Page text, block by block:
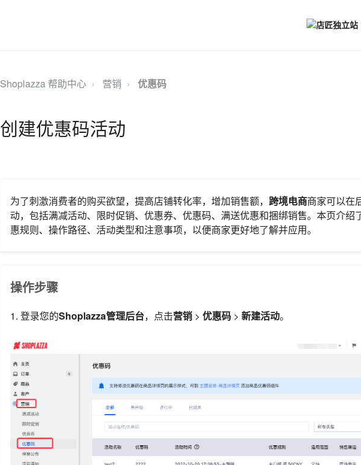
Shoplazza 帮助中心 营销 优惠码
创建优惠码活动
为了刺激消费者的购买欲望，提高店铺转化率，增加销售额， 跨境电商商家可以在
动，包括满减活动、限时促销、优惠券、优惠码、满送优惠和捆绑销售。本页介绍
惠规则、操作路径、活动类型和注意事项，以便商家更好地了解并应用。
操作步骤
1. 登录您的Shoplazza管理后台，点击营销> 优惠码> 新建活动。